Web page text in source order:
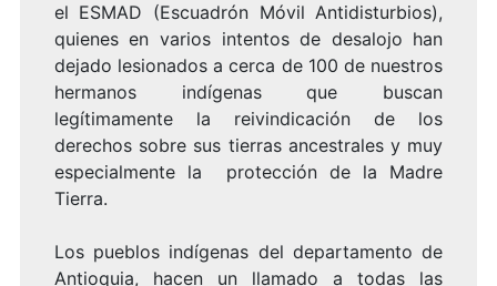
el ESMAD (Escuadrón Móvil Antidisturbios),
quienes en varios intentos de desalojo han
dejado lesionados a cerca de 100 de nuestros
hermanos indígenas que buscan
legítimamente la reivindicación de los
derechos sobre sus tierras ancestrales y muy
especialmente la protección de la Madre
Tierra.
Los pueblos indígenas del departamento de
Antioquia, hacen un llamado a todas las